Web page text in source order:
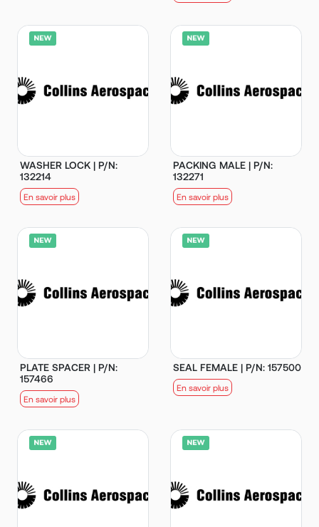
WASHER LOCK | P/N:
132214
En savoir plus
PACKING MALE | P/N:
132271
En savoir plus
PLATE SPACER | P/N:
157466
En savoir plus
SEAL FEMALE | P/N: 157500
En savoir plus